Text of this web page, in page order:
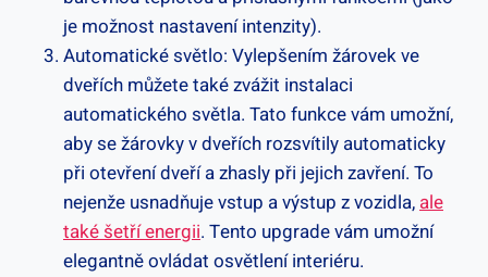
je možnost nastavení intenzity).
Automatické světlo: Vylepšením žárovek ve
dveřích můžete také zvážit instalaci
automatického světla. Tato funkce vám umožní,
aby se žárovky v dveřích rozsvítily automaticky
při otevření dveří a zhasly při jejich zavření. To
nejenže usnadňuje vstup a výstup z vozidla,ale
také šetří energii. Tento upgrade vám umožní
elegantně ovládat osvětlení interiéru.